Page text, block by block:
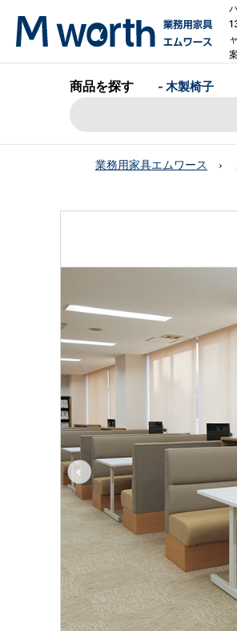
商品を探す - 木製椅子
業務用家具エムワース